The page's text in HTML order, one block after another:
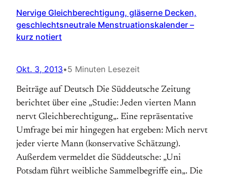
Nervige Gleichberechtigung, gläserne Decken,
geschlechtsneutrale Menstruationskalender –
kurz notiert
Okt. 3, 2013•5 Minuten Lesezeit
Beiträge auf Deutsch Die Süddeutsche Zeitung
berichtet über eine „Studie: Jeden vierten Mann
nervt Gleichberechtigung„. Eine repräsentative
Umfrage bei mir hingegen hat ergeben: Mich nervt
jeder vierte Mann (konservative Schätzung).
Außerdem vermeldet die Süddeutsche: „Uni
Potsdam führt weibliche Sammelbegriffe ein„. Die